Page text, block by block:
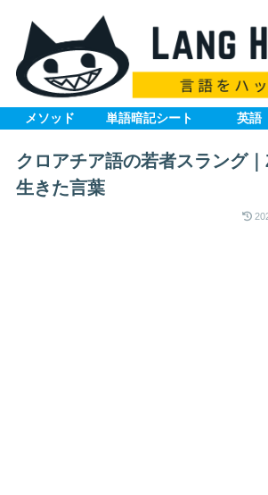
メソッド 単語暗記シート 英語
クロアチア語の若者スラング
生きた言葉